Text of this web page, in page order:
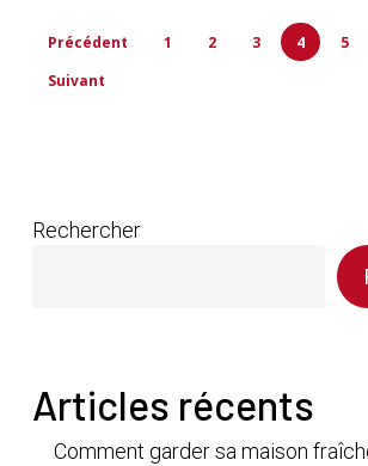
Précédent 1 2 3 4 5
Suivant
Rechercher
Articles récents
Comment garder sa maison